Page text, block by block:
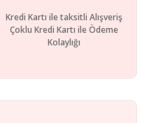
Kredi Kartı ile taksitli Alışveriş
Çoklu Kredi Kartı ile Ödeme
Kolaylığı